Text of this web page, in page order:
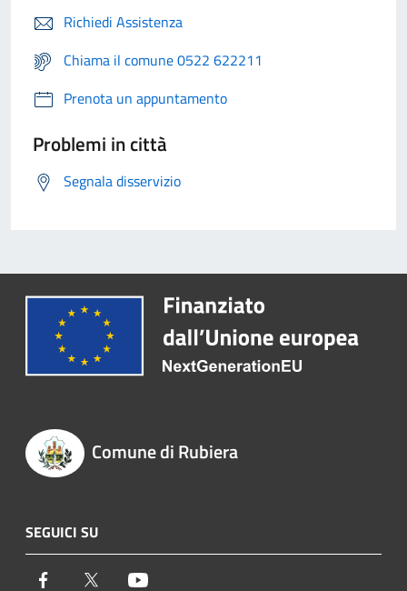
Richiedi Assistenza
Chiama il comune 0522 622211
Prenota un appuntamento
Problemi in città
Segnala disservizio
Comune di Rubiera
SEGUICI SU
Facebook Twitter